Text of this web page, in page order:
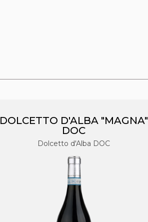
DOLCETTO D'ALBA "MAGNA"
DOC
Dolcetto d'Alba DOC